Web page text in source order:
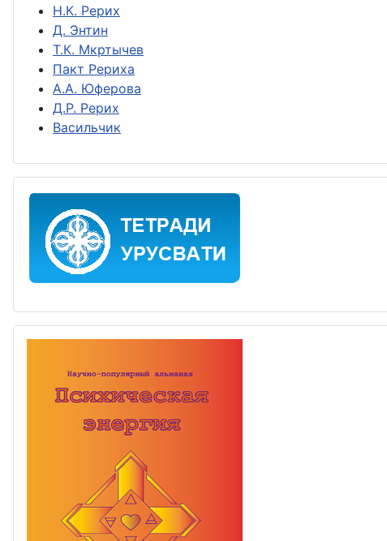
Н.К. Рерих
Д. Энтин
Т.К. Мкртычев
Пакт Рериха
А.А. Юферова
Д.Р. Рерих
Васильчик